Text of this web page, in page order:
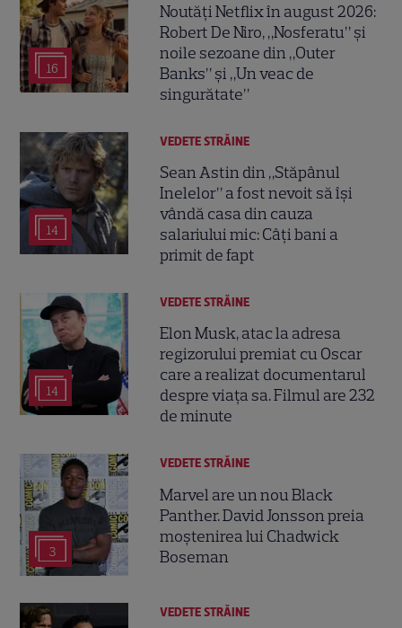
16
Noutăți Netflix în august 2026:
Robert De Niro, „Nosferatu” și
noile sezoane din „Outer
Banks” și „Un veac de
singurătate”
14
VEDETE STRĂINE
Sean Astin din „Stăpânul
Inelelor” a fost nevoit să își
vândă casa din cauza
salariului mic: Câți bani a
primit de fapt
14
VEDETE STRĂINE
Elon Musk, atac la adresa
regizorului premiat cu Oscar
care a realizat documentarul
despre viața sa. Filmul are 232
de minute
3
VEDETE STRĂINE
Marvel are un nou Black
Panther. David Jonsson preia
moștenirea lui Chadwick
Boseman
VEDETE STRĂINE